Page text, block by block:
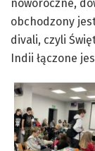
noworoczne,
obchodzony
divali, czyli
Indii łączone